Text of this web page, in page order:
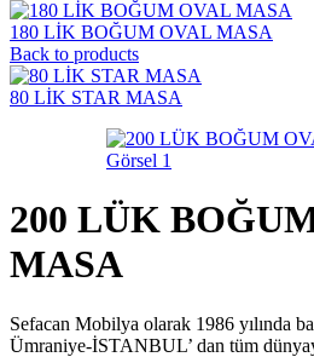
180 LİK BOĞUM OVAL MASA
Back to products
80 LİK STAR MASA
200 LÜK
MASA
Sefacan Mobilya olarak 1986 yılında
Ümraniye-İSTANBUL’ dan tüm